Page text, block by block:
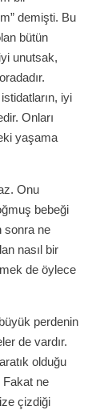
demişti. Bu
bütün
unutsak,
iyi
Onları
yaşama
Onu
bebeği
sonra ne
nasıl bir
de öylece
perdenin
de vardır.
olduğu
Fakat ne
çizdiği